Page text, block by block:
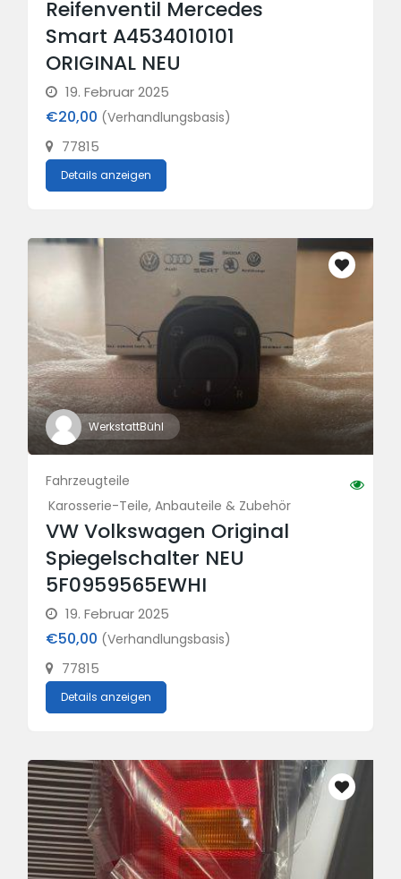
Reifenventil Mercedes
Smart A4534010101
ORIGINAL NEU
19. Februar 2025
€20,00 (Verhandlungsbasis)
77815
Details anzeigen
WerkstattBühl
Fahrzeugteile
Karosserie-Teile, Anbauteile & Zubehör
VW Volkswagen Original
Spiegelschalter NEU
5F0959565EWHI
19. Februar 2025
€50,00 (Verhandlungsbasis)
77815
Details anzeigen